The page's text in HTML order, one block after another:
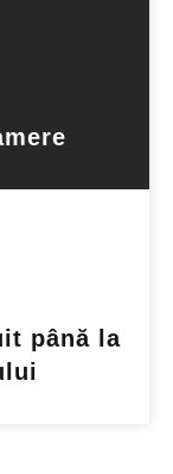
până la